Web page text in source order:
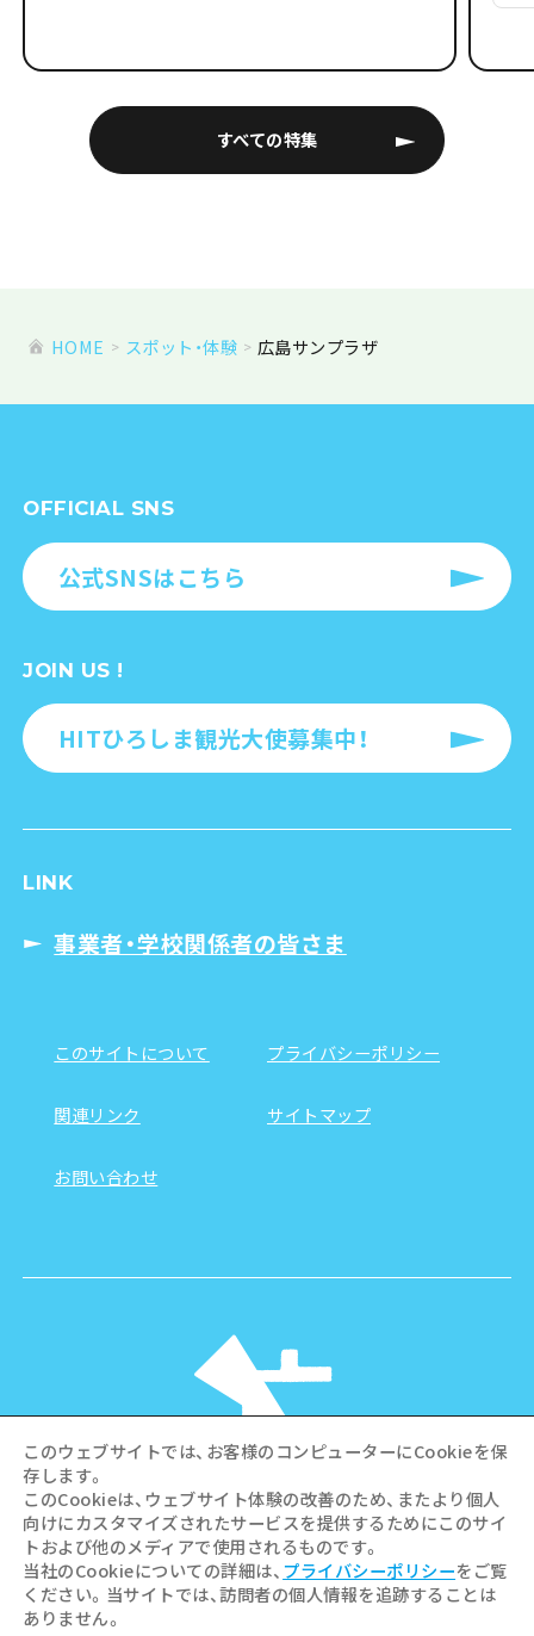
すべての特集
HOME スポット・体験 広島サンプラザ
OFFICIAL SNS
公式SNSはこちら
JOIN US !
HITひろしま観光大使募集中！
LINK
事業者・学校関係者の皆さま
このサイトについて プライバシーポリシー
関連リンク サイトマップ
お問い合わせ
©Hiroshima Tourism Association /
Hiroshima Prefecture / Hiroshima City .
All rights reserved
このウェブサイトでは、お客様のコンピューターにCookieを保
存します。
このCookieは、ウェブサイト体験の改善のため、またより個人
向けにカスタマイズされたサービスを提供するためにこのサイ
トおよび他のメディアで使用されるものです。
当社のCookieについての詳細は、 プライバシーポリシーをご覧
ください。当サイトでは、訪問者の個人情報を追跡することは
ありません。